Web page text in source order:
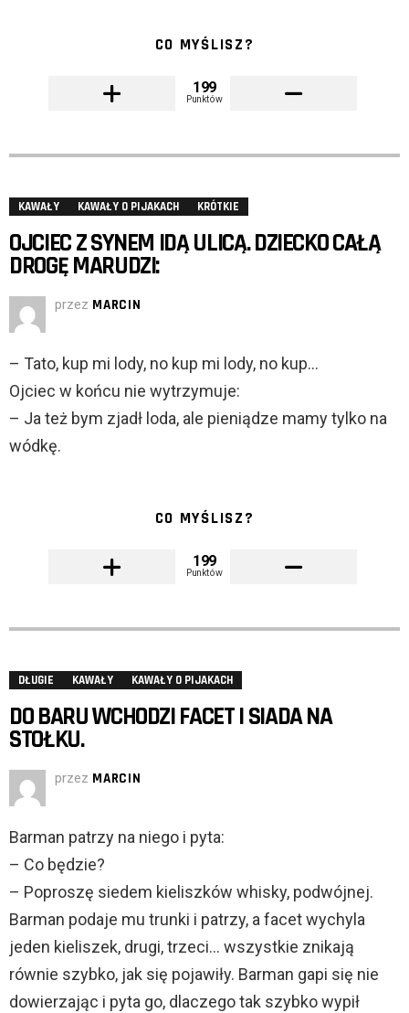
CO MYŚLISZ?
199
Punktów
KAWAŁY KAWAŁY O PIJAKACH KRÓTKIE
OJCIEC Z SYNEM IDĄ ULICĄ. DZIECKO CAŁĄ
DROGĘ MARUDZI:
przez MARCIN
– Tato, kup mi lody, no kup mi lody, no kup…
Ojciec w końcu nie wytrzymuje:
– Ja też bym zjadł loda, ale pieniądze mamy tylko na
wódkę.
CO MYŚLISZ?
199
Punktów
DŁUGIE KAWAŁY KAWAŁY O PIJAKACH
DO BARU WCHODZI FACET I SIADA NA
STOŁKU.
przez MARCIN
Barman patrzy na niego i pyta:
– Co będzie?
– Poproszę siedem kieliszków whisky, podwójnej.
Barman podaje mu trunki i patrzy, a facet wychyla
jeden kieliszek, drugi, trzeci… wszystkie znikają
równie szybko, jak się pojawiły. Barman gapi się nie
dowierzając i pyta go, dlaczego tak szybko wypił